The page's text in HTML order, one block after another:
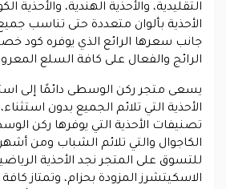
التقليدية، والأحذية الهندية، والأحذية
الأحذية بألوان متعددة حتى تناسب جميع
جانب سعرها الرائع الذي يوفره كود
الرائج والفعال على كافة السلع
يسعى متجر ركن الوسطى دائمًا إلى
الأحذية التي تلائم الجميع بدون
تصنيفات الأحذية التي يوفرها ركن
الكاجوال والتي تلائم الشباب ومن
للتسوق على المتجر نجد الأحذية
الاسكيتشرز المزودة بحزام، وتمتاز كافة